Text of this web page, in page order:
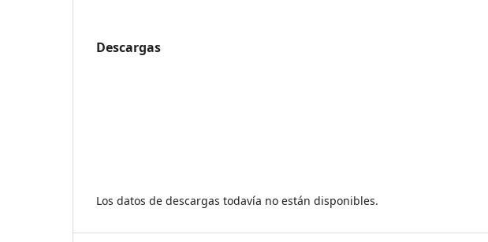
Descargas
Los datos de descargas todavía no están disponibles.